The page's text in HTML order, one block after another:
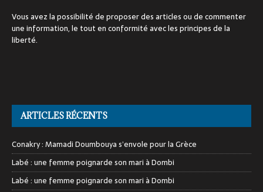
Vous avez la possibilité de proposer des articles ou de commenter
une information, le tout en conformité avec les principes de la
liberté.
ARTICLES RÉCENTS
Conakry : Mamadi Doumbouya s’envole pour la Grèce
Labé : une femme poignarde son mari à Dombi
Labé : une femme poignarde son mari à Dombi